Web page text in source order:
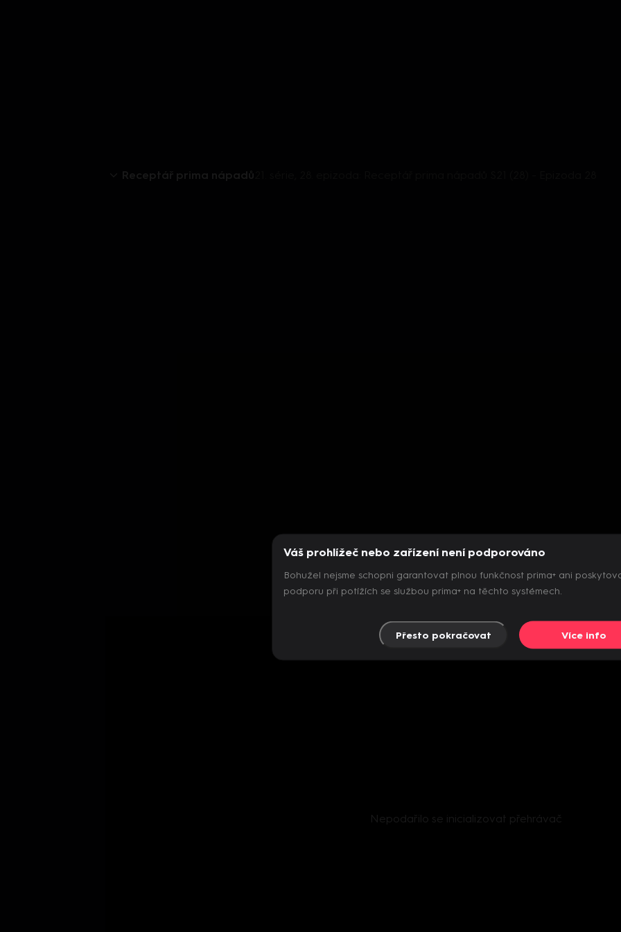
Nepodařilo se inicializovat přehrávač
Váš prohlížeč nebo zařízení není podporováno
Bohužel nejsme schopni garantovat plnou funkčnost prima+ ani
podporu při potížích se službou prima+ na těchto systémech.
Přesto pokračovat Více info